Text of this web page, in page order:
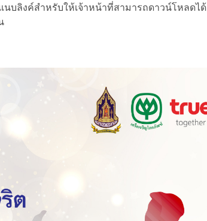
นบลิงค์สำหรับให้เจ้าหน้าที่สามารถดาวน์โหลดได้